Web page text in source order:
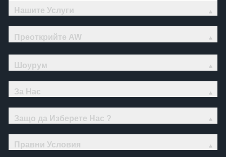
Нашите Услуги
Преоткрийте AW
Шоурум
За Нас
Защо да Изберете Нас ?
Правни Условия